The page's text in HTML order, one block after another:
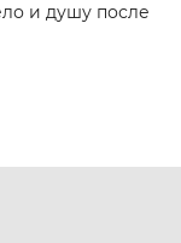
и душу после